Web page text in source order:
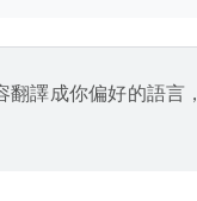
譯成你偏好的語言，